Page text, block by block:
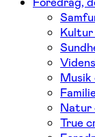
Natur
True